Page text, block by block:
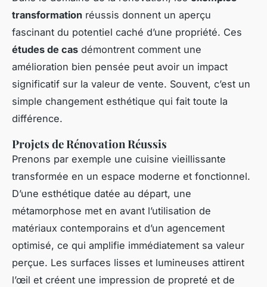
transformation réussis donnent un aperçu
fascinant du potentiel caché d’une propriété. Ces
études de cas démontrent comment une
amélioration bien pensée peut avoir un impact
significatif sur la valeur de vente. Souvent, c’est un
simple changement esthétique qui fait toute la
différence.
Projets de Rénovation Réussis
Prenons par exemple une cuisine vieillissante
transformée en un espace moderne et fonctionnel.
D’une esthétique datée au départ, une
métamorphose met en avant l’utilisation de
matériaux contemporains et d’un agencement
optimisé, ce qui amplifie immédiatement sa valeur
perçue. Les surfaces lisses et lumineuses attirent
l’œil et créent une impression de propreté et de